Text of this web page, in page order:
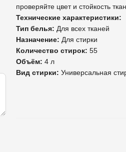
проверяйте цвет и стойкость
Технические характеристики:
Тип белья: Для всех тканей
Назначение: Для стирки
Количество стирок: 55
Объём: 4 л
Вид стирки: Универсальная